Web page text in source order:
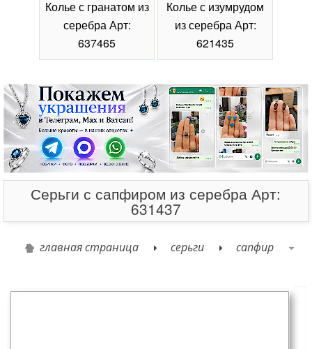
Колье с гранатом из
серебра Арт:
637465
Колье с изумрудом
из серебра Арт:
621435
Серьги с сапфиром из серебра Арт:
631437
главная страница серьги сапфир